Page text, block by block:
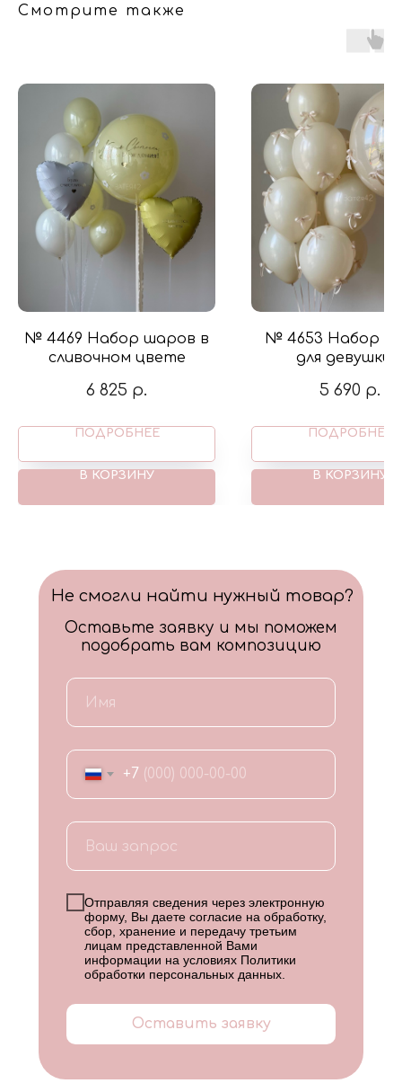
Смотрите также
№ 4469 Набор шаров в
сливочном цвете
6 825 р.
ПОДРОБНЕЕ
В КОРЗИНУ
№ 4653 Набор
для девушки
тотал крем
5 690 р.
ПОДРОБНЕЕ
В КОРЗИНУ
+7
Отправляя сведения через электронную
форму, Вы даете согласие на обработку,
сбор, хранение и передачу третьим
лицам представленной Вами
информации на условиях Политики
обработки персональных данных
Оставить заявку
Не смогли найти нужный товар?
Оставьте заявку и мы поможем
подобрать вам композицию